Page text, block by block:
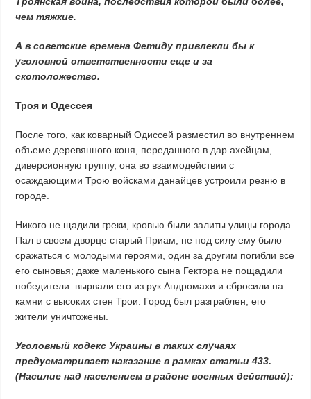
чем тяжкие.
А в советские времена Фетиду привлекли бы к
уголовной ответственности еще и за
скотоложество.
Троя и Одессея
После того, как коварный Одиссей разместил во внутреннем
объеме деревянного коня, переданного в дар ахейцам,
диверсионную группу, она во взаимодействии с
осаждающими Трою войсками данайцев устроили резню в
городе.
Никого не щадили греки, кровью были залиты улицы города.
Пал в своем дворце старый Приам, не под силу ему было
сражаться с молодыми героями, один за другим погибли все
его сыновья; даже маленького сына Гектора не пощадили
победители: вырвали его из рук Андромахи и сбросили на
камни с высоких стен Трои. Город был разграблен, его
жители уничтожены.
Уголовный кодекс Украины в таких случаях
предусматривает наказание в рамках статьи 433.
(Насилие над населением в районе военных действий):